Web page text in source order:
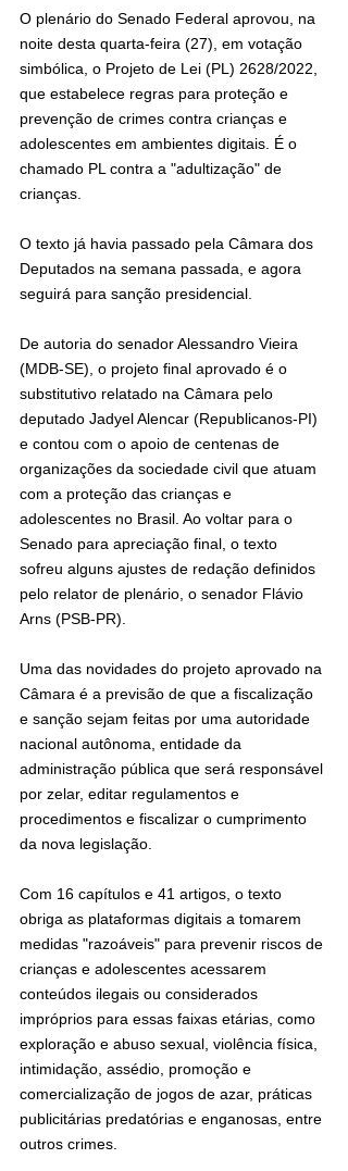
O plenário do Senado Federal aprovou, na
noite desta quarta-feira (27), em votação
simbólica, o Projeto de Lei (PL) 2628/2022,
que estabelece regras para proteção e
prevenção de crimes contra crianças e
adolescentes em ambientes digitais. É o
chamado PL contra a "adultização" de
crianças.
O texto já havia passado pela Câmara dos
Deputados na semana passada, e agora
seguirá para sanção presidencial.
De autoria do senador Alessandro Vieira
(MDB-SE), o projeto final aprovado é o
substitutivo relatado na Câmara pelo
deputado Jadyel Alencar (Republicanos-PI)
e contou com o apoio de centenas de
organizações da sociedade civil que atuam
com a proteção das crianças e
adolescentes no Brasil. Ao voltar para o
Senado para apreciação final, o texto
sofreu alguns ajustes de redação definidos
pelo relator de plenário, o senador Flávio
Arns (PSB-PR).
Uma das novidades do projeto aprovado na
Câmara é a previsão de que a fiscalização
e sanção sejam feitas por uma autoridade
nacional autônoma, entidade da
administração pública que será responsável
por zelar, editar regulamentos e
procedimentos e fiscalizar o cumprimento
da nova legislação.
Com 16 capítulos e 41 artigos, o texto
obriga as plataformas digitais a tomarem
medidas "razoáveis" para prevenir riscos de
crianças e adolescentes acessarem
conteúdos ilegais ou considerados
impróprios para essas faixas etárias, como
exploração e abuso sexual, violência física,
intimidação, assédio, promoção e
comercialização de jogos de azar, práticas
publicitárias predatórias e enganosas, entre
outros crimes.